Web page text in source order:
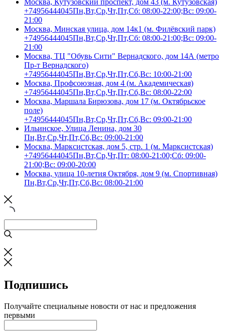
+74956444045Пн,Вт,Ср,Чт,Пт,Сб: 08:00-22:00;Вс: 09:00-
21:00
Москва, Минская улица, дом 14к1 (м. Филёвский парк)
+74956444045Пн,Вт,Ср,Чт,Пт,Сб: 08:00-21:00;Вс: 09:00-
21:00
Москва, ТЦ "Обувь Сити" Вернадского, дом 14А (метро
Пр-т Вернадского)
+74956444045Пн,Вт,Ср,Чт,Пт,Сб,Вс: 10:00-21:00
Москва, Профсоюзная, дом 4 (м. Академическая)
+74956444045Пн,Вт,Ср,Чт,Пт,Сб,Вс: 08:00-22:00
Москва, Маршала Бирюзова, дом 17 (м. Октябрьское
поле)
+74956444045Пн,Вт,Ср,Чт,Пт,Сб,Вс: 09:00-21:00
Ильинское, Улица Ленина, дом 30
Пн,Вт,Ср,Чт,Пт,Сб,Вс: 09:00-21:00
Москва, Марксистская, дом 5, стр. 1 (м. Марксистская)
+74956444045Пн,Вт,Ср,Чт,Пт: 08:00-21:00;Сб: 09:00-
21:00;Вс: 09:00-20:00
Москва, улица 10-летия Октября, дом 9 (м. Спортивная)
Пн,Вт,Ср,Чт,Пт,Сб,Вс: 08:00-21:00
Подпишись
Получайте специальные новости от нас и предложения
первыми